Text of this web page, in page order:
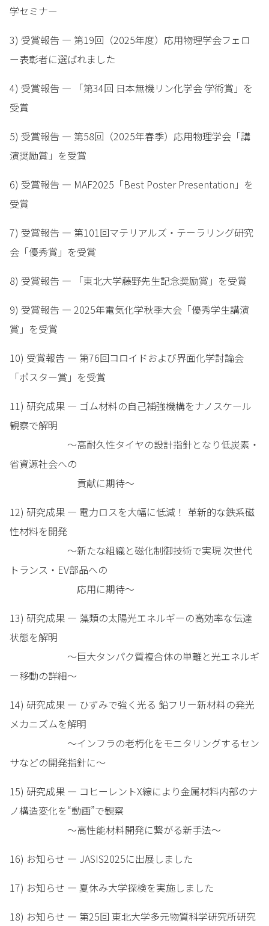
学セミナー
3) 受賞報告 — 第19回（2025年度）応用物理学会フェロ
ー表彰者に選ばれました
4) 受賞報告 — 「第34回 日本無機リン化学会 学術賞」を
受賞
5) 受賞報告 — 第58回（2025年春季）応用物理学会「講
演奨励賞」を受賞
6) 受賞報告 — MAF2025「Best Poster Presentation」を
受賞
7) 受賞報告 — 第101回マテリアルズ・テーラリング研究
会「優秀賞」を受賞
8) 受賞報告 — 「東北大学藤野先生記念奨励賞」を受賞
9) 受賞報告 — 2025年電気化学秋季大会「優秀学生講演
賞」を受賞
10) 受賞報告 — 第76回コロイドおよび界面化学討論会
「ポスター賞」を受賞
11) 研究成果 — ゴム材料の自己補強機構をナノスケール
観察で解明
～高耐久性タイヤの設計指針となり低炭素・
省資源社会への
貢献に期待～
12) 研究成果 — 電力ロスを大幅に低減！ 革新的な鉄系磁
性材料を開発
～新たな組織と磁化制御技術で実現 次世代
トランス・EV部品への
応用に期待～
13) 研究成果 — 藻類の太陽光エネルギーの高効率な伝達
状態を解明
～巨大タンパク質複合体の単離と光エネルギ
ー移動の詳細～
14) 研究成果 — ひずみで強く光る 鉛フリー新材料の発光
メカニズムを解明
～インフラの老朽化をモニタリングするセン
サなどの開発指針に～
15) 研究成果 — コヒーレントX線により金属材料内部のナ
ノ構造変化を“動画”で観察
～高性能材料開発に繋がる新手法～
16) お知らせ — JASIS2025に出展しました
17) お知らせ — 夏休み大学探検を実施しました
18) お知らせ — 第25回 東北大学多元物質科学研究所研究